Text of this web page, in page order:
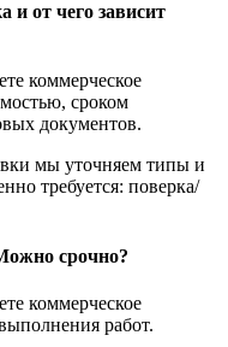
и от чего зависит
коммерческое
сроком
документов.
мы уточняем типы и
требуется: поверка/
срочно?
коммерческое
работ.